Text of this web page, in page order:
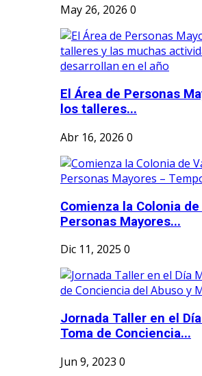
May 26, 2026 0
El Área de Personas
los talleres...
Abr 16, 2026 0
Comienza la Colonia
Personas Mayores...
Dic 11, 2025 0
Jornada Taller en el
Toma de Conciencia...
Jun 9, 2023 0